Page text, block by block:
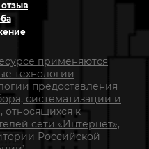
отзыв
применяются
технологии
предоставления
систематизации и
относящихся к
сети «Интернет»,
Российской